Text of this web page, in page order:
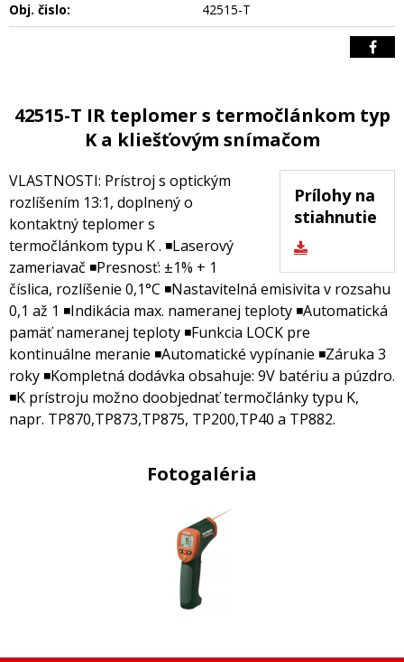
Obj. čislo: 42515-T
42515-T IR teplomer s termočlánkom typ
K a kliešťovým snímačom
Prílohy na
stiahnutie
VLASTNOSTI: Prístroj s optickým
rozlíšením 13:1, doplnený o
kontaktný teplomer s
termočlánkom typu K . ◾Laserový
zameriavač ◾Presnosť: ±1% + 1
číslica, rozlíšenie 0,1°C ◾Nastavitelná emisivita v rozsahu
0,1 až 1 ◾Indikácia max. nameranej teploty ◾Automatická
pamäť nameranej teploty ◾Funkcia LOCK pre
kontinuálne meranie ◾Automatické vypínanie ◾Záruka 3
roky ◾Kompletná dodávka obsahuje: 9V batériu a púzdro.
◾K prístroju možno doobjednať termočlánky typu K,
napr. TP870,TP873,TP875, TP200,TP40 a TP882.
Fotogaléria